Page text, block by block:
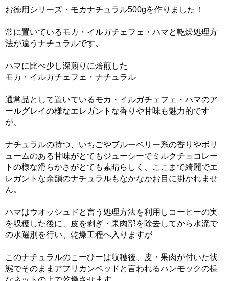
お徳用シリーズ・モカナチュラル500gを作りました！
常に置いているモカ・イルガチェフェ・ハマと乾燥処理方
法が違うナチュラルです。
ハマに比べ少し深煎りに焙煎した
モカ・イルガチェフェ・ナチュラル
通常品として置いているモカ・イルガチェフェ・ハマのア
ールグレイの様なエレガントな香りや甘味も魅力的です
が、
ナチュラルの持つ、いちごやブルーベリー系の香りやボリ
ュームのある甘味がとてもジューシーでミルクチョコレー
トの様な滑らかさがとても素晴らしく、ここまで綺麗でエ
レガントな余韻のナチュラルもなかなかお目に掛かれませ
ん。
ハマはウオッシュドと言う処理方法を利用しコーヒーの実
を収穫した後に、皮を剥ぎ・果肉部を除去してから水流で
の水選別を行い、乾燥工程へ入りますが
このナチュラルのこーひーは収穫後、皮・果肉が付いた状
態でそのままアフリカンベッドと言われるハンモックの様